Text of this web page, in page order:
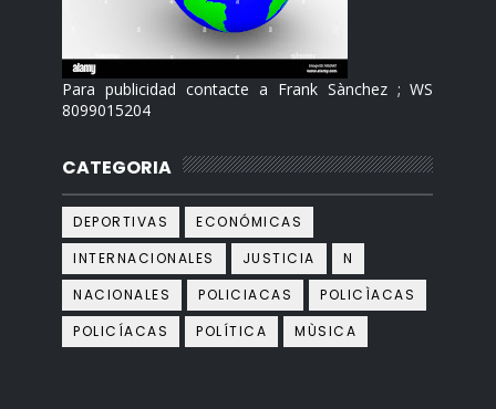
Para publicidad contacte a Frank Sànchez ; WS
8099015204
CATEGORIA
DEPORTIVAS
ECONÓMICAS
INTERNACIONALES
JUSTICIA
N
NACIONALES
POLICIACAS
POLICÌACAS
POLICÍACAS
POLÍTICA MÙSICA